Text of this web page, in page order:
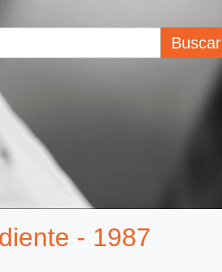
Buscar
- 1987